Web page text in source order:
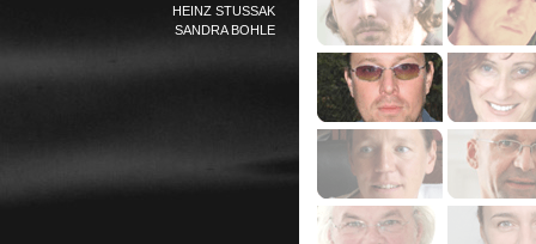
HEINZ STUSSAK
SANDRA BOHLE